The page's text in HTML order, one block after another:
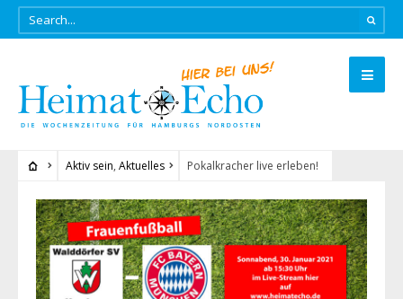
Aktiv sein, Aktuelles Pokalkracher live erleben!